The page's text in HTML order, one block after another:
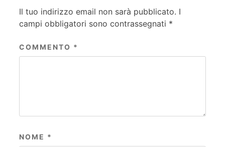
Il tuo indirizzo email non sarà pubblicato. I
campi obbligatori sono contrassegnati *
COMMENTO *
NOME *